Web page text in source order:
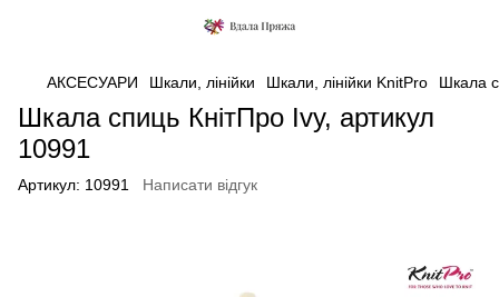
АКСЕСУАРИ Шкали, лінійки Шкали, лінійки KnitPro Шкала
Шкала спиць КнітПро Ivy, артикул
10991
Артикул: 10991 Написати відгук